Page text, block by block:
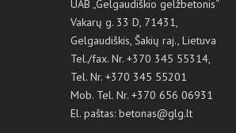
UAB „Gelgaudiškio gelžbetonis“
Vakarų g. 33 D, 71431,
Gelgaudiškis, Šakių raj., Lietuva
Tel./fax. Nr. +370 345 55314,
Tel. Nr. +370 345 55201
Mob. Tel. Nr. +370 656 06931
El. paštas: betonas@glg.lt